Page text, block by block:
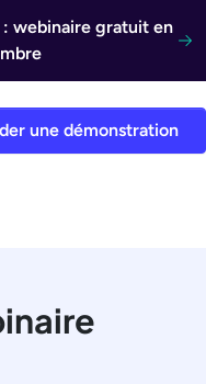
: webinaire gratuit en
une démonstration